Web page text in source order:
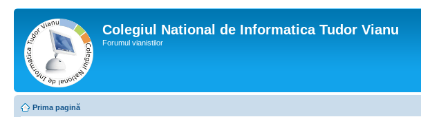
Colegiul National de Informatica Tudor Vianu
Forumul vianistilor
Prima pagină